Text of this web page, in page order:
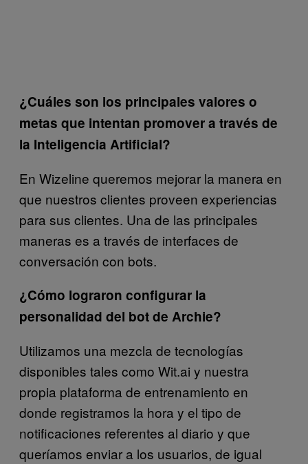
¿Cuáles son los principales valores o
metas que intentan promover a través de
la Inteligencia Artificial?
En Wizeline queremos mejorar la manera en
que nuestros clientes proveen experiencias
para sus clientes. Una de las principales
maneras es a través de interfaces de
conversación con bots.
¿Cómo lograron configurar la
personalidad del bot de Archie?
Utilizamos una mezcla de tecnologías
disponibles tales como Wit.ai y nuestra
propia plataforma de entrenamiento en
donde registramos la hora y el tipo de
notificaciones referentes al diario y que
queríamos enviar a los usuarios, de igual